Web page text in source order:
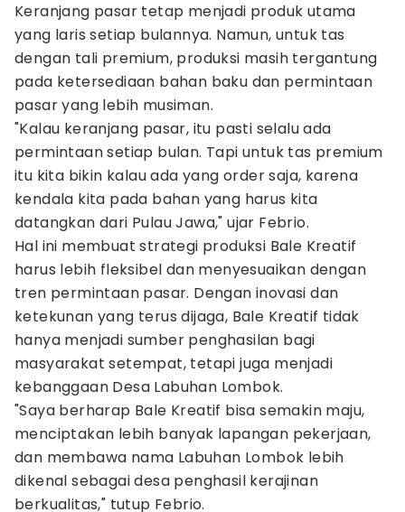
Keranjang pasar tetap menjadi produk utama
yang laris setiap bulannya. Namun, untuk tas
dengan tali premium, produksi masih tergantung
pada ketersediaan bahan baku dan permintaan
pasar yang lebih musiman.
"Kalau keranjang pasar, itu pasti selalu ada
permintaan setiap bulan. Tapi untuk tas premium
itu kita bikin kalau ada yang order saja, karena
kendala kita pada bahan yang harus kita
datangkan dari Pulau Jawa," ujar Febrio.
Hal ini membuat strategi produksi Bale Kreatif
harus lebih fleksibel dan menyesuaikan dengan
tren permintaan pasar. Dengan inovasi dan
ketekunan yang terus dijaga, Bale Kreatif tidak
hanya menjadi sumber penghasilan bagi
masyarakat setempat, tetapi juga menjadi
kebanggaan Desa Labuhan Lombok.
"Saya berharap Bale Kreatif bisa semakin maju,
menciptakan lebih banyak lapangan pekerjaan,
dan membawa nama Labuhan Lombok lebih
dikenal sebagai desa penghasil kerajinan
berkualitas," tutup Febrio.